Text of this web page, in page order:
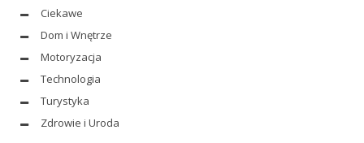
Ciekawe
Dom i Wnętrze
Motoryzacja
Technologia
Turystyka
Zdrowie i Uroda